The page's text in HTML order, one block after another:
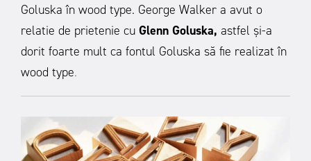
Goluska în wood type. George Walker a avut o
relatie de prietenie cu Glenn Goluska, astfel și-a
dorit foarte mult ca fontul Goluska să fie realizat în
wood type.